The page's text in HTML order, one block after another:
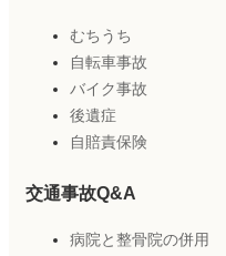
むちうち
自転車事故
バイク事故
後遺症
自賠責保険
交通事故Q&A
病院と整骨院の併用